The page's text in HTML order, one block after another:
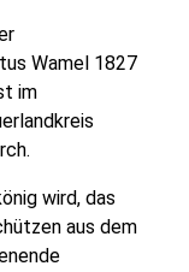
Wamel 1827
im
wird, das
aus dem